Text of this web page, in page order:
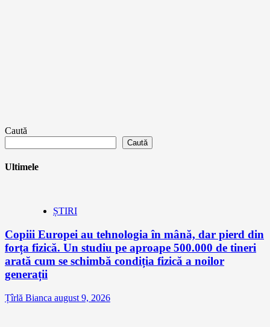
Caută
Caută
Ultimele
ȘTIRI
Copiii Europei au tehnologia în mână, dar pierd din
forța fizică. Un studiu pe aproape 500.000 de tineri
arată cum se schimbă condiția fizică a noilor
generații
Țîrlă Bianca august 9, 2026